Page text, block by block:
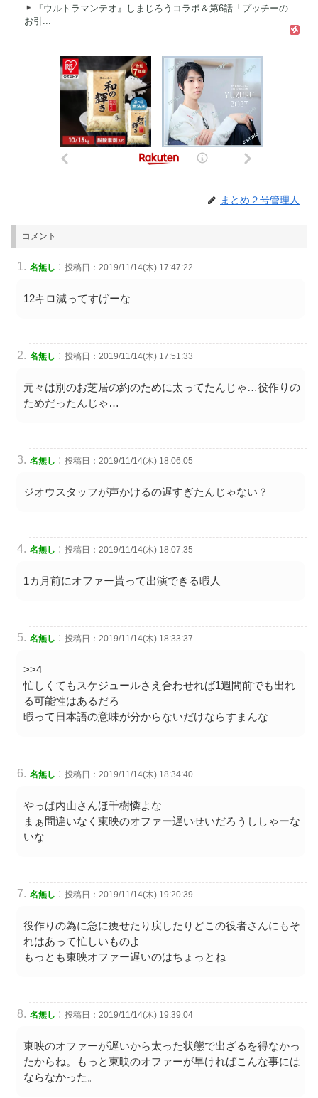
『ウルトラマンテオ』しまじろうコラボ＆第6話「プッチーの
お引...
まとめ２号管理人
コメント
名無し : 投稿日：2019/11/14(木) 17:47:22
12キロ減ってすげーな
名無し : 投稿日：2019/11/14(木) 17:51:33
元々は別のお芝居の約のために太ってたんじゃ…役作りの
ためだったんじゃ…
名無し : 投稿日：2019/11/14(木) 18:06:05
ジオウスタッフが声かけるの遅すぎたんじゃない？
名無し : 投稿日：2019/11/14(木) 18:07:35
1カ月前にオファー貰って出演できる暇人
名無し : 投稿日：2019/11/14(木) 18:33:37
>>4
忙しくてもスケジュールさえ合わせれば1週間前でも出れ
る可能性はあるだろ
暇って日本語の意味が分からないだけならすまんな
名無し : 投稿日：2019/11/14(木) 18:34:40
やっぱ内山さんほ千樹憐よな
まぁ間違いなく東映のオファー遅いせいだろうししゃーな
いな
名無し : 投稿日：2019/11/14(木) 19:20:39
役作りの為に急に痩せたり戻したりどこの役者さんにもそ
れはあって忙しいものよ
もっとも東映オファー遅いのはちょっとね
名無し : 投稿日：2019/11/14(木) 19:39:04
東映のオファーが遅いから太った状態で出ざるを得なかっ
たからね。もっと東映のオファーが早ければこんな事には
ならなかった。